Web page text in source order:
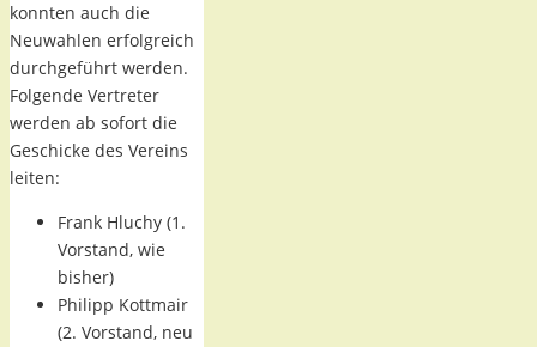
konnten auch die
Neuwahlen erfolgreich
durchgeführt werden.
Folgende Vertreter
werden ab sofort die
Geschicke des Vereins
leiten:
Frank Hluchy (1.
Vorstand, wie
bisher)
Philipp Kottmair
(2. Vorstand, neu